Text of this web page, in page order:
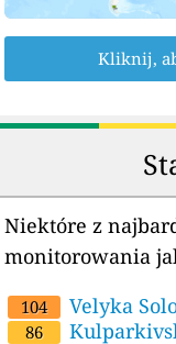
Kliknij,
Niektóre z
monitorowania
104 Velyka
86